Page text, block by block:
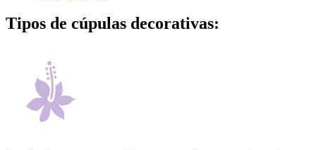
Tipos de cúpulas decorativas: